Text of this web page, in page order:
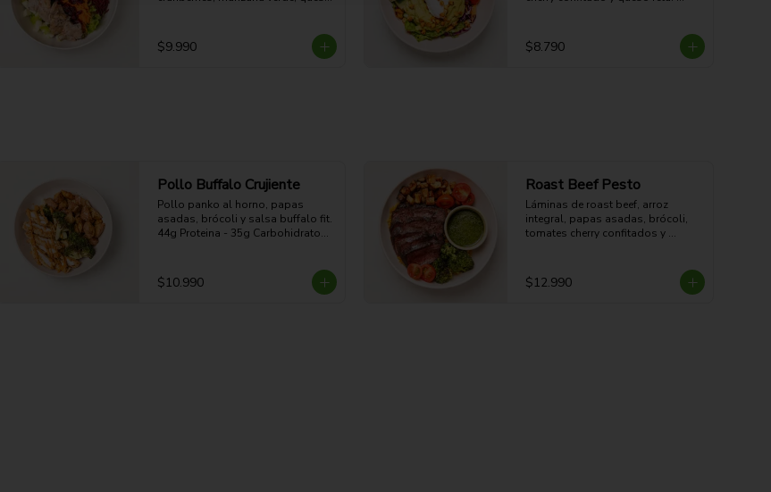
44g Proteina - 45g Carbohidratos -
18g grasa - 9g Fibra - 499 Kcal
$9.990
14g Proteina - 31g Carbohidratos -
23g grasa - 10g Fibra - 384 Kcal
$8.790
Pollo Buffalo Crujiente
Pollo panko al horno, papas
asadas, brócoli y salsa buffalo fit.
44g Proteina - 35g Carbohidratos -
$10.990
Roast Beef Pesto
Láminas de roast beef, arroz
integral, papas asadas, brócoli,
tomates cherry confitados y
hierbas.
48g Proteina - 49g Carbohidratos -
$12.990